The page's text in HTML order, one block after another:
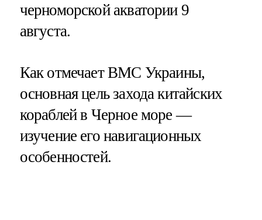
черноморской акватории 9
августа.
Как отмечает ВМС Украины,
основная цель захода китайских
кораблей в Черное море —
изучение его навигационных
особенностей.